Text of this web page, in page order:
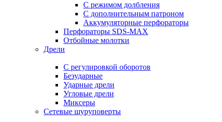
С режимом долбления
С дополнительным патроном
Аккумуляторные перфораторы
Перфораторы SDS-MAX
Отбойные молотки
Дрели
С регулировкой оборотов
Безударные
Ударные дрели
Угловые дрели
Миксеры
Сетевые шуруповерты